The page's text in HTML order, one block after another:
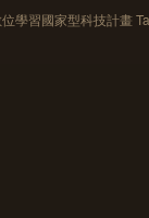
學習國家型科技計畫